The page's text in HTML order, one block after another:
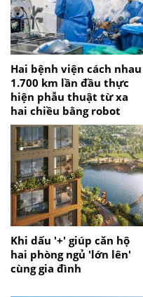
Hai bệnh viện cách nhau
1.700 km lần đầu thực
hiện phẫu thuật từ xa
hai chiều bằng robot
Khi dấu '+' giúp căn hộ
hai phòng ngủ 'lớn lên'
cùng gia đình